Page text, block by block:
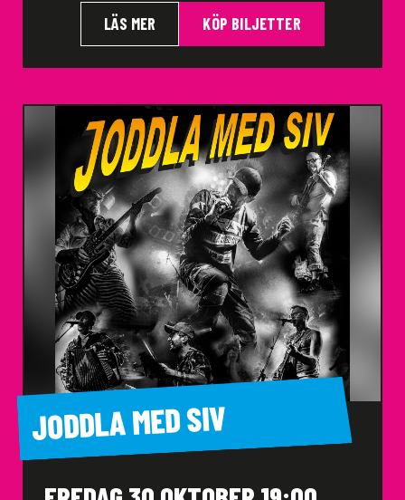
LÄS MER KÖP BILJETTER
JODDLA MED SIV